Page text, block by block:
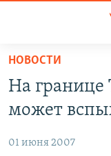
упрощенного
доступа
основному
ПОДКАСТЫ
АВТОРСКИЕ
ЦИТАТЫ СВОБОДЫ
НОВОСТИ
На
может
01 июня 2007